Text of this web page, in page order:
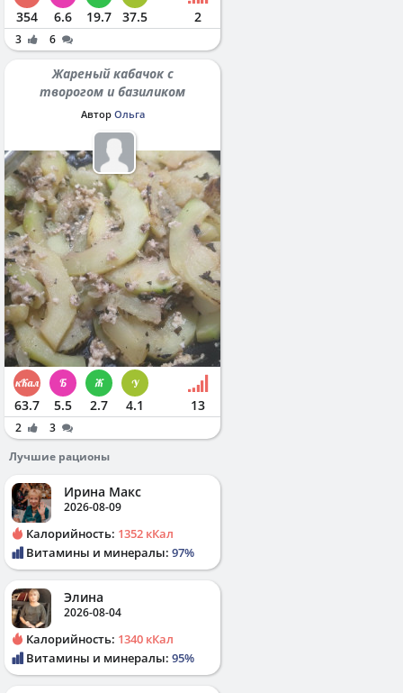
354 6.6 19.7 37.5 2
3 6
Жареный кабачок с
творогом и базиликом
Автор Ольга
63.7 5.5 2.7 4.1 13
2
3
Лучшие рационы
Ирина Макс
2026-08-09
Калорийность: 1352 кКал
Витамины и минералы: 97%
Элина
2026-08-04
Калорийность: 1340 кКал
Витамины и минералы: 95%